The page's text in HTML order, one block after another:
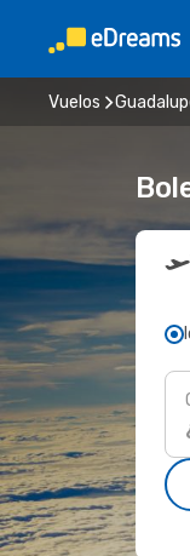
Vuelos